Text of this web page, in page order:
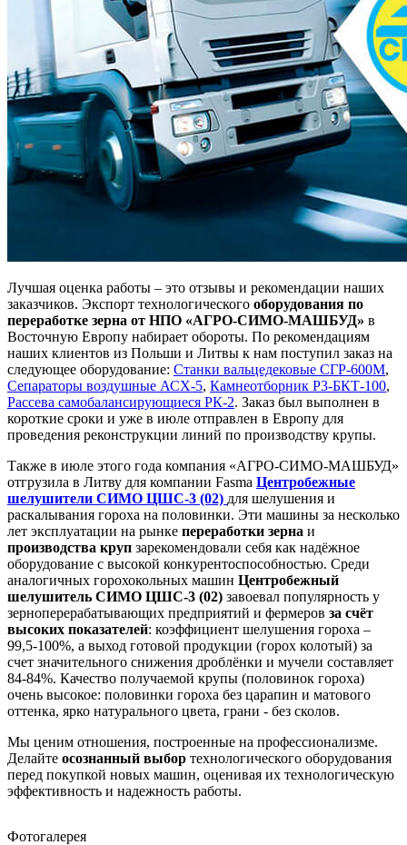
Лучшая оценка работы – это отзывы и рекомендации наших
заказчиков. Экспорт технологического оборудования по
переработке зерна от НПО «АГРО-СИМО-МАШБУД» в
Восточную Европу набирает обороты. По рекомендациям
наших клиентов из Польши и Литвы к нам поступил заказ на
следующее оборудование: Станки вальцедековые СГР-600M,
Сепараторы воздушные АСХ-5, Камнеотборник Р3-БКТ-100,
Рассева самобалансирующиеся РК-2. Заказ был выполнен в
короткие сроки и уже в июле отправлен в Европу для
проведения реконструкции линий по производству крупы.
Также в июле этого года компания «АГРО-СИМО-МАШБУД»
отгрузила в Литву для компании Fasma Центробежные
шелушители СИМО ЦШС-3 (02) для шелушения и
раскалывания гороха на половинки. Эти машины за несколько
лет эксплуатации на рынке переработки зерна и
производства круп зарекомендовали себя как надёжное
оборудование с высокой конкурентоспособностью. Среди
аналогичных горохокольных машин Центробежный
шелушитель СИМО ЦШС-3 (02) завоевал популярность у
зерноперерабатывающих предприятий и фермеров за счёт
высоких показателей: коэффициент шелушения гороха –
99,5-100%, а выход готовой продукции (горох колотый) за
счет значительного снижения дроблёнки и мучели составляет
84-84%. Качество получаемой крупы (половинок гороха)
очень высокое: половинки гороха без царапин и матового
оттенка, ярко натурального цвета, грани - без сколов.
Мы ценим отношения, построенные на профессионализме.
Делайте осознанный выбор технологического оборудования
перед покупкой новых машин, оценивая их технологическую
эффективность и надежность работы.
Фотогалерея